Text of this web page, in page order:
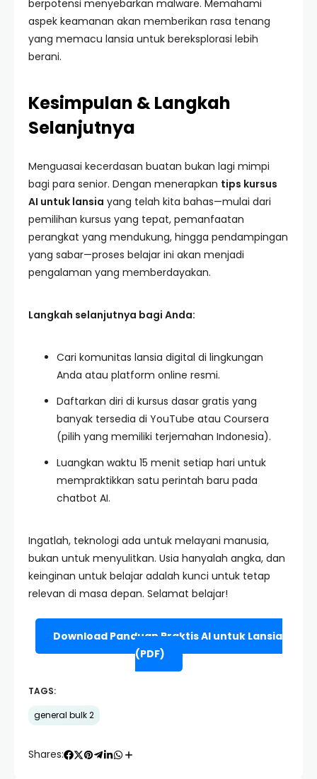
berpotensi menyebarkan malware. Memahami
aspek keamanan akan memberikan rasa tenang
yang memacu lansia untuk bereksplorasi lebih
berani.
Kesimpulan & Langkah
Selanjutnya
Menguasai kecerdasan buatan bukan lagi mimpi
bagi para senior. Dengan menerapkan tips kursus
AI untuk lansia yang telah kita bahas—mulai dari
pemilihan kursus yang tepat, pemanfaatan
perangkat yang mendukung, hingga pendampingan
yang sabar—proses belajar ini akan menjadi
pengalaman yang memberdayakan.
Langkah selanjutnya bagi Anda:
Cari komunitas lansia digital di lingkungan
Anda atau platform online resmi.
Daftarkan diri di kursus dasar gratis yang
banyak tersedia di YouTube atau Coursera
(pilih yang memiliki terjemahan Indonesia).
Luangkan waktu 15 menit setiap hari untuk
mempraktikkan satu perintah baru pada
chatbot AI.
Ingatlah, teknologi ada untuk melayani manusia,
bukan untuk menyulitkan. Usia hanyalah angka, dan
keinginan untuk belajar adalah kunci untuk tetap
relevan di masa depan. Selamat belajar!
Download Panduan Praktis AI untuk Lansia
(PDF)
TAGS:
general bulk 2
Shares: